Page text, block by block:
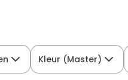
Kleur (Master)